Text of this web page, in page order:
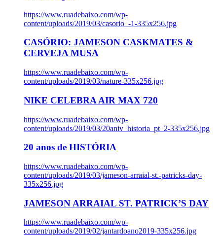
https://www.ruadebaixo.com/wp-
content/uploads/2019/03/casorio_-1-335x256.jpg
CASÓRIO: JAMESON CASKMATES &
CERVEJA MUSA
https://www.ruadebaixo.com/wp-
content/uploads/2019/03/nature-335x256.jpg
NIKE CELEBRA AIR MAX 720
https://www.ruadebaixo.com/wp-
content/uploads/2019/03/20aniv_historia_pt_2-335x256.jpg
20 anos de HISTÓRIA
https://www.ruadebaixo.com/wp-
content/uploads/2019/03/jameson-arraial-st.-patricks-day-
335x256.jpg
JAMESON ARRAIAL ST. PATRICK’S DAY
https://www.ruadebaixo.com/wp-
content/uploads/2019/02/jantardoano2019-335x256.jpg